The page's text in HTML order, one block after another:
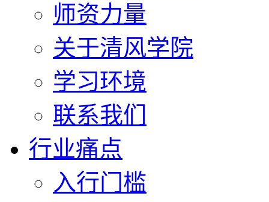
师资力量
关于清风学院
学习环境
联系我们
行业痛点
入行门槛